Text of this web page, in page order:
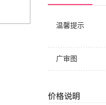
温馨提示
广审图